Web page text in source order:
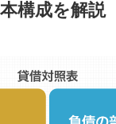
構成を解説